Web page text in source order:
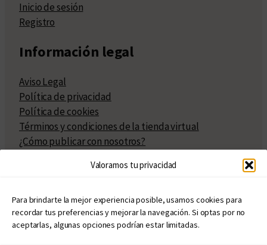
Valoramos tu privacidad
Para brindarte la mejor experiencia posible, usamos cookies para
recordar tus preferencias y mejorar la navegación. Si optas por no
aceptarlas, algunas opciones podrían estar limitadas.
Inicio de sesión
Registro
Información legal
Aviso Legal
Política de privacidad
Política de cookies
Términos y condiciones de la tienda virtual
¿Cómo publicar con nosotros?
Políticas de publicación
Políticas de coedición
Atribuciones